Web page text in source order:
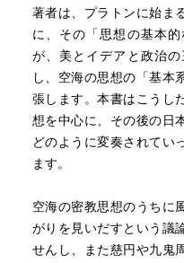
著者は、プラトンに始ま
に、その「思想の基本的
が、美とイデアと政治
し、空海の思想の「基本
張します。本書はこうし
想を中心に、その後の日
どのように変奏されてい
ます。
空海の密教思想のうちに
がりを見いだすという議
せんし、また慈円や九鬼